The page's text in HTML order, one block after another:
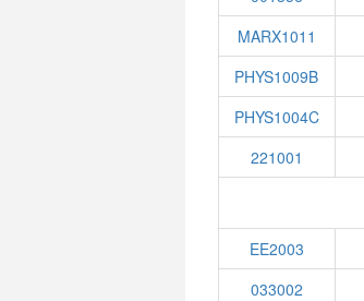
MARX1011
PHYS1009B
PHYS1004C
221001
EE2003
033002